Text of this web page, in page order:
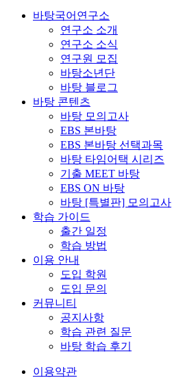
바탕국어연구소
연구소 소개
연구소 소식
연구원 모집
바탕소년단
바탕 블로그
바탕 콘텐츠
바탕 모의고사
EBS 본바탕
EBS 본바탕 선택과목
바탕 타임어택 시리즈
기출 MEET 바탕
EBS ON 바탕
바탕 [특별판] 모의고사
학습 가이드
출간 일정
학습 방법
이용 안내
도입 학원
도입 문의
커뮤니티
공지사항
학습 관련 질문
바탕 학습 후기
이용약관